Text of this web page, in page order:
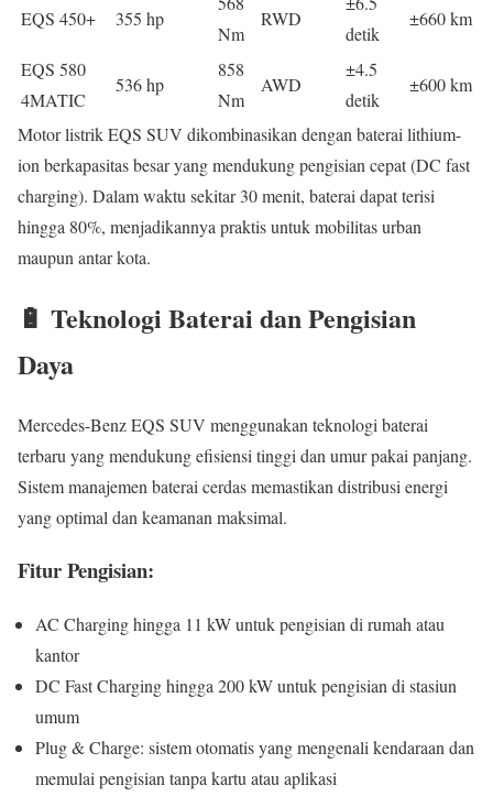
EQS 450+ 355 hp
Nm
RWD
detik
±660 km
EQS 580
4MATIC
536 hp
858
Nm
AWD
±4.5
detik
±600 km
Motor listrik EQS SUV dikombinasikan dengan baterai lithium-
ion berkapasitas besar yang mendukung pengisian cepat (DC fast
charging). Dalam waktu sekitar 30 menit, baterai dapat terisi
hingga 80%, menjadikannya praktis untuk mobilitas urban
maupun antar kota.
🔋 Teknologi Baterai dan Pengisian
Daya
Mercedes-Benz EQS SUV menggunakan teknologi baterai
terbaru yang mendukung efisiensi tinggi dan umur pakai panjang.
Sistem manajemen baterai cerdas memastikan distribusi energi
yang optimal dan keamanan maksimal.
Fitur Pengisian:
AC Charging hingga 11 kW untuk pengisian di rumah atau
kantor
DC Fast Charging hingga 200 kW untuk pengisian di stasiun
umum
Plug & Charge: sistem otomatis yang mengenali kendaraan dan
memulai pengisian tanpa kartu atau aplikasi